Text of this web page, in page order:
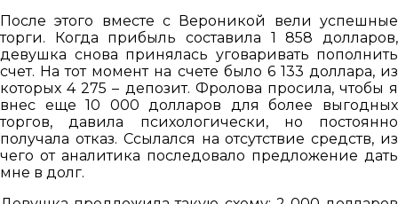
После этого вместе с Вероникой вели успешные
торги. Когда прибыль составила 1 858 долларов,
девушка снова принялась уговаривать пополнить
счет. На тот момент на счете было 6 133 доллара, из
которых 4 275 – депозит. Фролова просила, чтобы я
внес еще 10 000 долларов для более выгодных
торгов, давила психологически, но постоянно
получала отказ. Ссылался на отсутствие средств, из
чего от аналитика последовало предложение дать
мне в долг.